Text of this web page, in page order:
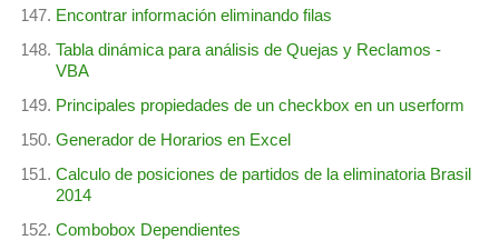
Encontrar información eliminando filas
Tabla dinámica para análisis de Quejas y Reclamos -
VBA
Principales propiedades de un checkbox en un userform
Generador de Horarios en Excel
Calculo de posiciones de partidos de la eliminatoria Brasil
2014
Combobox Dependientes